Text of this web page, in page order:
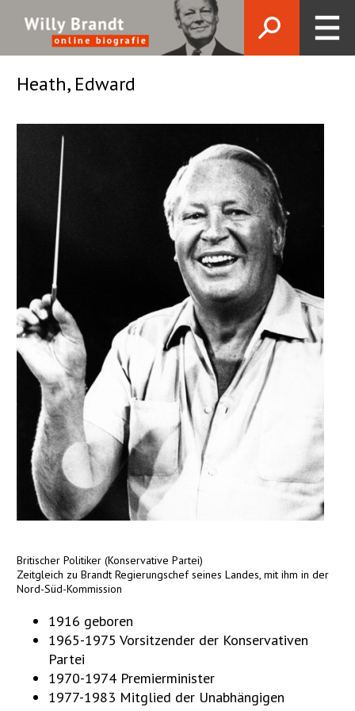
Heath, Edward
Britischer Politiker (Konservative Partei)
Zeitgleich zu Brandt Regierungschef seines Landes, mit ihm in der
Nord-Süd-Kommission
1916 geboren
1965-1975 Vorsitzender der Konservativen
Partei
1970-1974 Premierminister
1977-1983 Mitglied der Unabhängigen